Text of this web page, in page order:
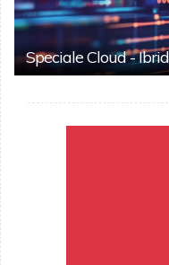
Speciale Cloud -